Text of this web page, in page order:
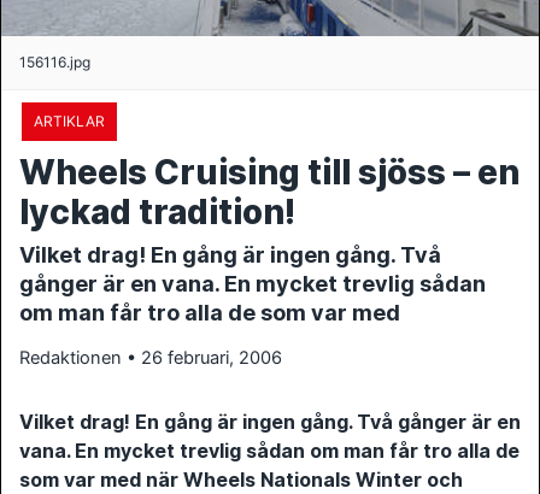
156116.jpg
ARTIKLAR
Wheels Cruising till sjöss – en
lyckad tradition!
Vilket drag! En gång är ingen gång. Två
gånger är en vana. En mycket trevlig sådan
om man får tro alla de som var med
Redaktionen • 26 februari, 2006
Vilket drag! En gång är ingen gång. Två gånger är en
vana. En mycket trevlig sådan om man får tro alla de
som var med när Wheels Nationals Winter och